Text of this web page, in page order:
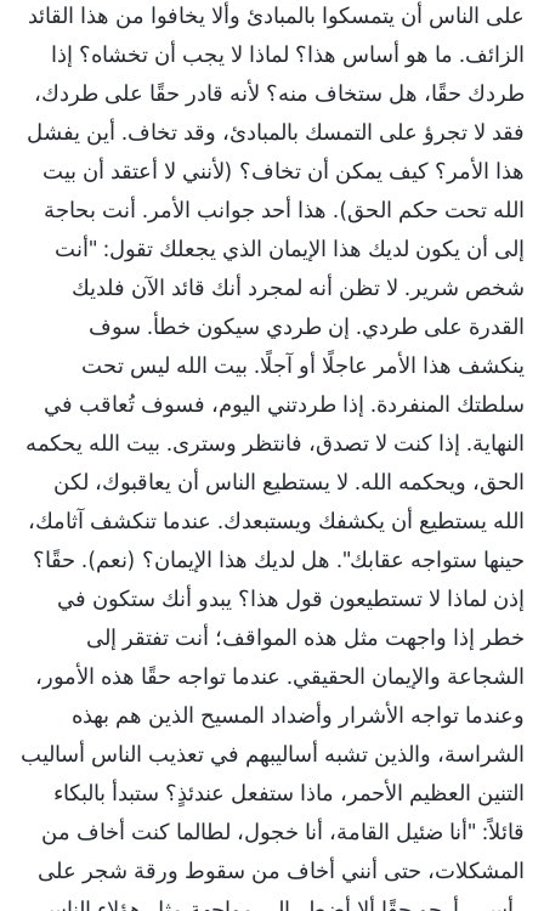
على الناس أن يتمسكوا بالمبادئ وألا يخافوا من هذا القائد
الزائف. ما هو أساس هذا؟ لماذا لا يجب أن تخشاه؟ إذا
طردك حقًا، هل ستخاف منه؟ لأنه قادر حقًا على طردك،
فقد لا تجرؤ على التمسك بالمبادئ، وقد تخاف. أين يفشل
هذا الأمر؟ كيف يمكن أن تخاف؟ (لأنني لا أعتقد أن بيت
الله تحت حكم الحق). هذا أحد جوانب الأمر. أنت بحاجة
إلى أن يكون لديك هذا الإيمان الذي يجعلك تقول: "أنت
شخص شرير. لا تظن أنه لمجرد أنك قائد الآن فلديك
القدرة على طردي. إن طردي سيكون خطأ. سوف
ينكشف هذا الأمر عاجلًا أو آجلًا. بيت الله ليس تحت
سلطتك المنفردة. إذا طردتني اليوم، فسوف تُعاقب في
النهاية. إذا كنت لا تصدق، فانتظر وسترى. بيت الله يحكمه
الحق، ويحكمه الله. لا يستطيع الناس أن يعاقبوك، لكن
الله يستطيع أن يكشفك ويستبعدك. عندما تنكشف آثامك،
حينها ستواجه عقابك". هل لديك هذا الإيمان؟ (نعم). حقًا؟
إذن لماذا لا تستطيعون قول هذا؟ يبدو أنك ستكون في
خطر إذا واجهت مثل هذه المواقف؛ أنت تفتقر إلى
الشجاعة والإيمان الحقيقي. عندما تواجه حقًا هذه الأمور،
وعندما تواجه الأشرار وأضداد المسيح الذين هم بهذه
الشراسة، والذين تشبه أساليبهم في تعذيب الناس أساليب
التنين العظيم الأحمر، ماذا ستفعل عندئذٍ؟ ستبدأ بالبكاء
قائلاً: "أنا ضئيل القامة، أنا خجول، لطالما كنت أخاف من
المشكلات، حتى أنني أخاف من سقوط ورقة شجر على